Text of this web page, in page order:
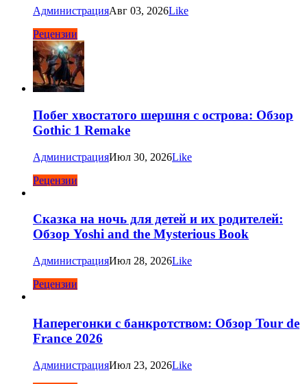
АдминистрацияАвг 03, 2026Like
Рецензии
Побег хвостатого шершня с острова: Обзор
Gothic 1 Remake
АдминистрацияИюл 30, 2026Like
Рецензии
Сказка на ночь для детей и их родителей:
Обзор Yoshi and the Mysterious Book
АдминистрацияИюл 28, 2026Like
Рецензии
Наперегонки с банкротством: Обзор Tour de
France 2026
АдминистрацияИюл 23, 2026Like